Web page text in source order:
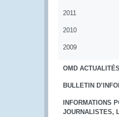
2011
2010
2009
OMD ACTUALITÉS
BULLETIN
INFORMATIONS
JOURNALISTES,